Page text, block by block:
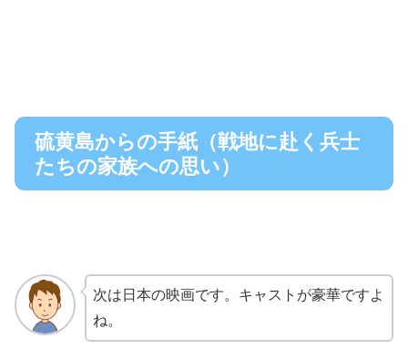
硫黄島からの手紙（戦地に赴く兵士
たちの家族への思い）
次は日本の映画です。キャストが豪華ですよ
ね。